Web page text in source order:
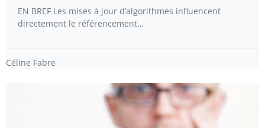
EN BREF Les mises à jour d’algorithmes influencent
directement le référencement…
Céline Fabre